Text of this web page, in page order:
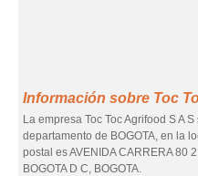
Información sobre Toc
La empresa Toc Toc Agrifood S A
departamento de BOGOTA, en la
postal es AVENIDA CARRERA 80
BOGOTA D C, BOGOTA.